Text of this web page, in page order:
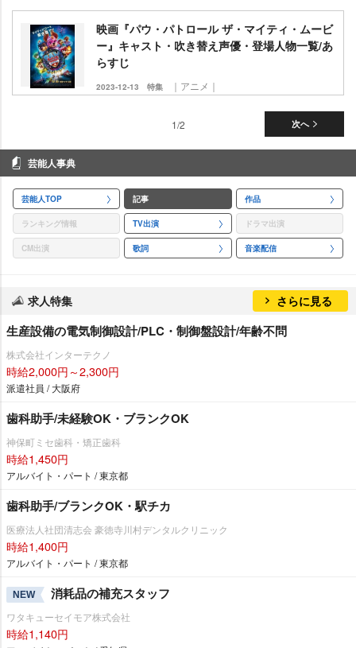
映画『パウ・パトロール ザ・マイティ・ムービ
ー』キャスト・吹き替え声優・登場人物一覧/あ
らすじ
2023-12-13 特集 ｜アニメ｜
次へ
1/2
芸能人事典
芸能人TOP 記事 作品
ランキング情報 TV出演 ドラマ出演
CM出演 歌詞 音楽配信
求人特集 さらに見る
生産設備の電気制御設計/PLC・制御盤設計/年齢不問
株式会社インターテクノ
時給2,000円～2,300円
派遣社員 / 大阪府
歯科助手/未経験OK・ブランクOK
神保町ミセ歯科・矯正歯科
時給1,450円
アルバイト・パート / 東京都
歯科助手/ブランクOK・駅チカ
医療法人社団清志会 豪徳寺川村デンタルクリニック
時給1,400円
アルバイト・パート / 東京都
NEW 消耗品の補充スタッフ
ワタキューセイモア株式会社
時給1,140円